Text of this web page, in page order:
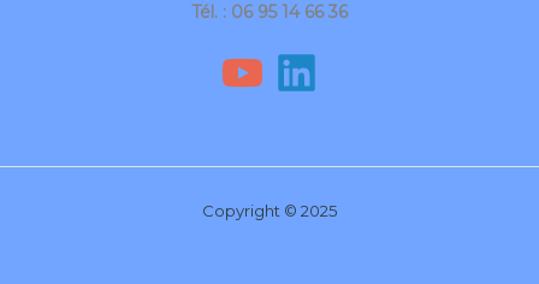
Tél. : 06 95 14 66 36
Copyright © 2025